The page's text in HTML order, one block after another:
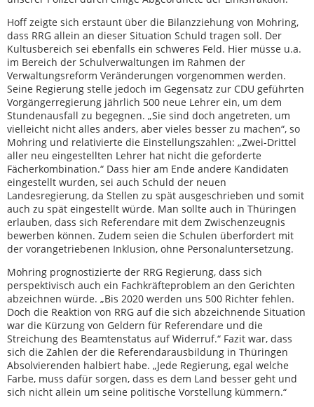
Hoff zeigte sich erstaunt über die Bilanzziehung von Mohring,
dass RRG allein an dieser Situation Schuld tragen soll. Der
Kultusbereich sei ebenfalls ein schweres Feld. Hier müsse u.a.
im Bereich der Schulverwaltungen im Rahmen der
Verwaltungsreform Veränderungen vorgenommen werden.
Seine Regierung stelle jedoch im Gegensatz zur CDU geführten
Vorgängerregierung jährlich 500 neue Lehrer ein, um dem
Stundenausfall zu begegnen. „Sie sind doch angetreten, um
vielleicht nicht alles anders, aber vieles besser zu machen“, so
Mohring und relativierte die Einstellungszahlen: „Zwei-Drittel
aller neu eingestellten Lehrer hat nicht die geforderte
Fächerkombination.“ Dass hier am Ende andere Kandidaten
eingestellt wurden, sei auch Schuld der neuen
Landesregierung, da Stellen zu spät ausgeschrieben und somit
auch zu spät eingestellt würde. Man sollte auch in Thüringen
erlauben, dass sich Referendare mit dem Zwischenzeugnis
bewerben können. Zudem seien die Schulen überfordert mit
der vorangetriebenen Inklusion, ohne Personaluntersetzung.
Mohring prognostizierte der RRG Regierung, dass sich
perspektivisch auch ein Fachkräfteproblem an den Gerichten
abzeichnen würde. „Bis 2020 werden uns 500 Richter fehlen.
Doch die Reaktion von RRG auf die sich abzeichnende Situation
war die Kürzung von Geldern für Referendare und die
Streichung des Beamtenstatus auf Widerruf.“ Fazit war, dass
sich die Zahlen der die Referendarausbildung in Thüringen
Absolvierenden halbiert habe. „Jede Regierung, egal welche
Farbe, muss dafür sorgen, dass es dem Land besser geht und
sich nicht allein um seine politische Vorstellung kümmern.“